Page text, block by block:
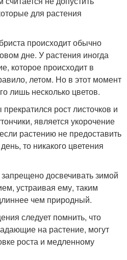
для растения
происходит обычно
дне. У растения иногда
которое происходит в
летом. Но в этот момент
лишь несколько цветов.
рост листочков и
является укорочение
растению не предоставить
то никакого цветения
досвечивать зимой
устраивая ему, таким
чем природный.
следует помнить, что
на растение, могут
роста и медленному